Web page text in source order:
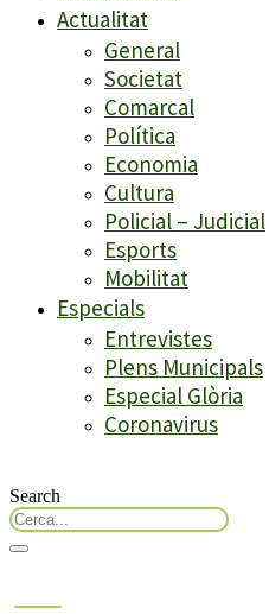
Actualitat
General
Societat
Comarcal
Política
Economia
Cultura
Policial – Judicial
Esports
Mobilitat
Especials
Entrevistes
Plens Municipals
Especial Glòria
Coronavirus
Search